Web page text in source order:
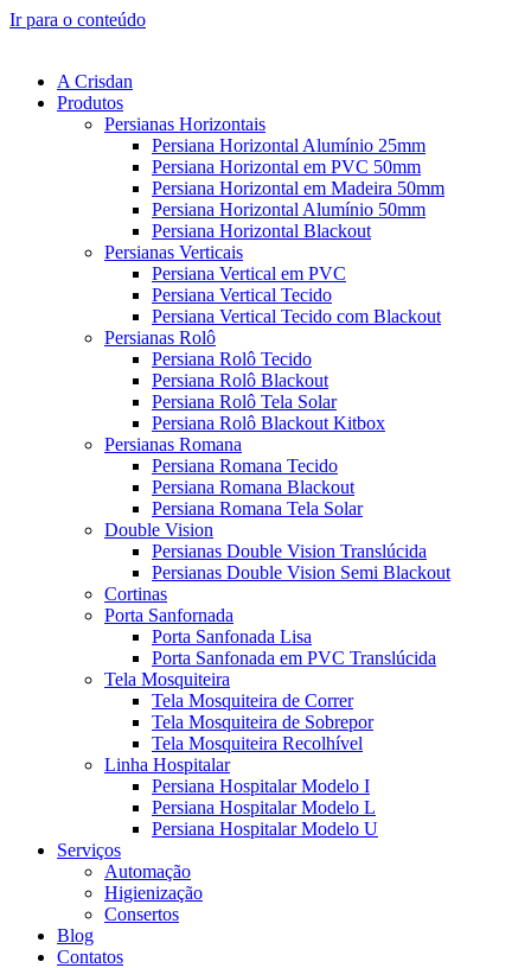
Ir para o conteúdo
A Crisdan
Produtos
Persianas Horizontais
Persiana Horizontal Alumínio 25mm
Persiana Horizontal em PVC 50mm
Persiana Horizontal em Madeira 50mm
Persiana Horizontal Alumínio 50mm
Persiana Horizontal Blackout
Persianas Verticais
Persiana Vertical em PVC
Persiana Vertical Tecido
Persiana Vertical Tecido com Blackout
Persianas Rolô
Persiana Rolô Tecido
Persiana Rolô Blackout
Persiana Rolô Tela Solar
Persiana Rolô Blackout Kitbox
Persianas Romana
Persiana Romana Tecido
Persiana Romana Blackout
Persiana Romana Tela Solar
Double Vision
Persianas Double Vision Translúcida
Persianas Double Vision Semi Blackout
Cortinas
Porta Sanfornada
Porta Sanfonada Lisa
Porta Sanfonada em PVC Translúcida
Tela Mosquiteira
Tela Mosquiteira de Correr
Tela Mosquiteira de Sobrepor
Tela Mosquiteira Recolhível
Linha Hospitalar
Persiana Hospitalar Modelo I
Persiana Hospitalar Modelo L
Persiana Hospitalar Modelo U
Serviços
Automação
Higienização
Consertos
Blog
Contatos